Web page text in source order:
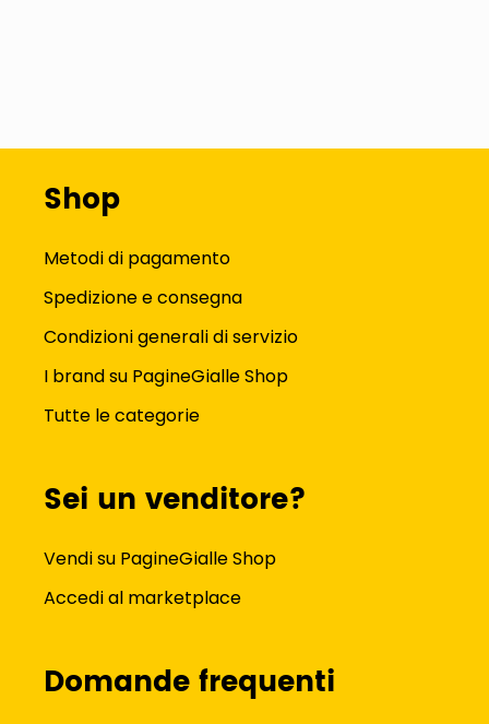
Shop
Metodi di pagamento
Spedizione e consegna
Condizioni generali di servizio
I brand su PagineGialle Shop
Tutte le categorie
Sei un venditore?
Vendi su PagineGialle Shop
Accedi al marketplace
Domande frequenti